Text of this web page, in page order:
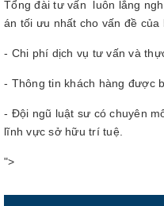
Tổng đài tư vấn luôn lắng
án tối ưu nhất cho vấn đề của
- Chi phí dịch vụ tư vấn và
- Thông tin khách hàng được
- Đội ngũ luật sư có chuyên
lĩnh vực sở hữu trí tuệ.
">